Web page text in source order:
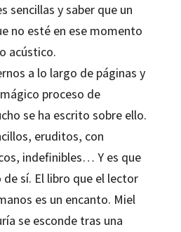
sencillas y saber que un
no esté en ese momento
acústico.
a lo largo de páginas y
proceso de
se ha escrito sobre ello.
eruditos, con
indefinibles… Y es que
sí. El libro que el lector
es un encanto. Miel
se esconde tras una